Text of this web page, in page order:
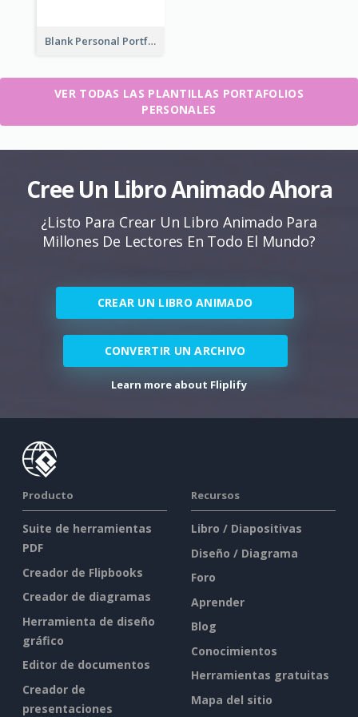
Blank Personal Portfolio
VER TODAS LAS PLANTILLAS PORTAFOLIOS
PERSONALES
Cree Un Libro Animado Ahora
¿Listo Para Crear Un Libro Animado Para
Millones De Lectores En Todo El Mundo?
CREAR UN LIBRO ANIMADO
CONVERTIR UN ARCHIVO
Learn more about Fliplify
Producto
Suite de herramientas
PDF
Creador de Flipbooks
Creador de diagramas
Herramienta de diseño
gráfico
Editor de documentos
Creador de
presentaciones
Recursos
Libro / Diapositivas
Diseño / Diagrama
Foro
Aprender
Blog
Conocimientos
Herramientas gratuitas
Mapa del sitio